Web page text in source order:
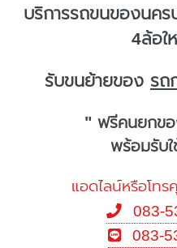
บริการรถขนของนคร
4ล้อ
รับขนย้ายของ รถ
" ฟรีคนยกข
พร้อมรับ
แอดไลน์หรือโท
083-
083-